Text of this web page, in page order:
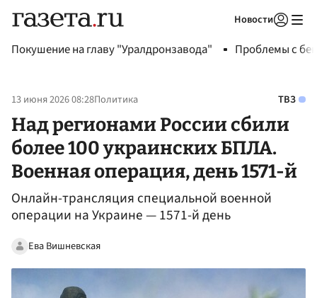
Новости
Покушение на главу "Уралдронзавода" Проблемы с
13 июня 2026 08:28Политика ТВЗ
Над регионами России сбили
более 100 украинских БПЛА.
Военная операция, день 1571-й
Онлайн-трансляция специальной военной
операции на Украине — 1571-й день
Ева Вишневская